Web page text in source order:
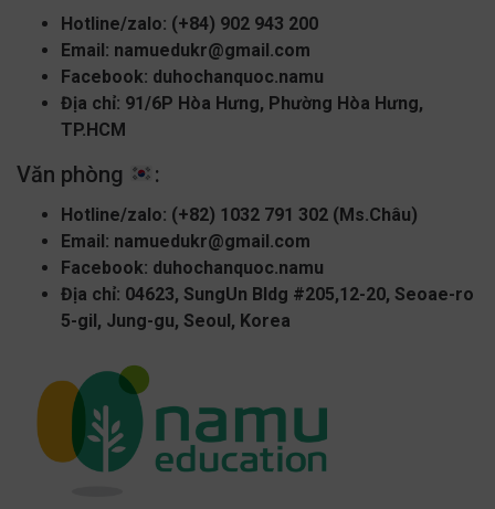
Hotline/zalo: (+84) 902 943 200
Email: namuedukr@gmail.com
Facebook: duhochanquoc.namu
Địa chỉ: 91/6P Hòa Hưng, Phường Hòa Hưng,
TP.HCM
Văn phòng :
Hotline/zalo: (+82) 1032 791 302 (Ms.Châu)
Email: namuedukr@gmail.com
Facebook: duhochanquoc.namu
Địa chỉ: 04623, SungUn Bldg #205,12-20, Seoae-ro
5-gil, Jung-gu, Seoul, Korea